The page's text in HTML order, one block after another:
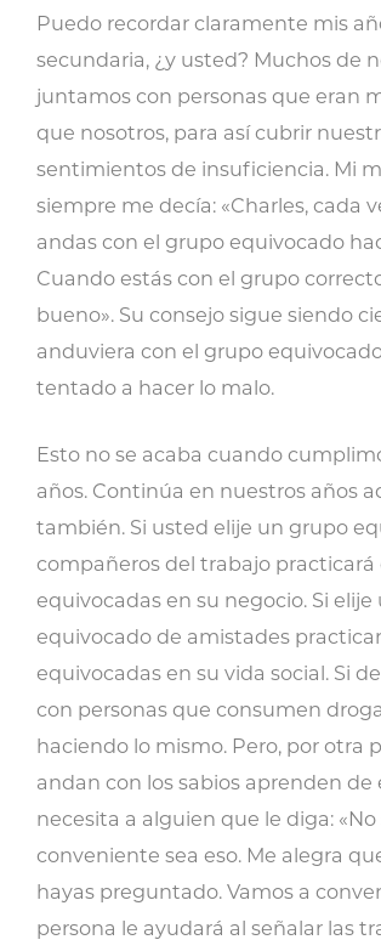
Puedo recordar claramente mis
secundaria, ¿y usted? Muchos de
juntamos con personas que eran
que nosotros, para así cubrir
sentimientos de insuficiencia. Mi
siempre me decía: «Charles, cada
andas con el grupo equivocado
Cuando estás con el grupo
bueno». Su consejo sigue siendo
anduviera con el grupo
tentado a hacer lo malo.
Esto no se acaba cuando
años. Continúa en nuestros años
también. Si usted elije un grupo
compañeros del trabajo practicará
equivocadas en su negocio. Si
equivocado de amistades
equivocadas en su vida social. Si
con personas que consumen
haciendo lo mismo. Pero, por otra
andan con los sabios aprenden de
necesita a alguien que le diga: «No
conveniente sea eso. Me alegra
hayas preguntado. Vamos a
persona le ayudará al señalar las